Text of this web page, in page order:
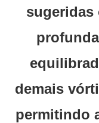
sugeridas
demais
permitindo